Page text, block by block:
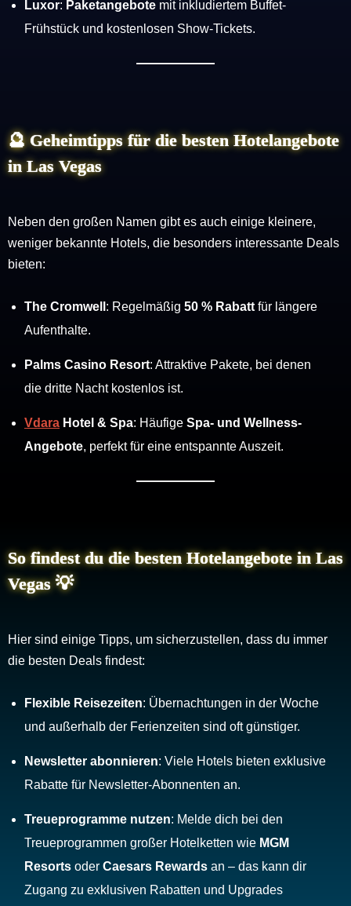
Luxor: Paketangebote mit inkludiertem Buffet-
Frühstück und kostenlosen Show-Tickets.
🔮Geheimtipps für die besten Hotelangebote
in Las Vegas
Neben den großen Namen gibt es auch einige kleinere,
weniger bekannte Hotels, die besonders interessante Deals
bieten:
The Cromwell : Regelmäßig 50 % Rabatt für längere
Aufenthalte.
Palms Casino Resort: Attraktive Pakete, bei denen
die dritte Nacht kostenlos ist.
Vdara Hotel & Spa: Häufige Spa- und Wellness-
Angebote, perfekt für eine entspannte Auszeit.
So findest du die besten Hotelangebote in Las
Vegas 💡
Hier sind einige Tipps, um sicherzustellen, dass du immer
die besten Deals findest:
Flexible Reisezeiten: Übernachtungen in der Woche
und außerhalb der Ferienzeiten sind oft günstiger.
Newsletter abonnieren: Viele Hotels bieten exklusive
Rabatte für Newsletter-Abonnenten an.
Treueprogramme nutzen: Melde dich bei den
Treueprogrammen großer Hotelketten wie MGM
Resorts oder Caesars Rewards an – das kann dir
Zugang zu exklusiven Rabatten und Upgrades